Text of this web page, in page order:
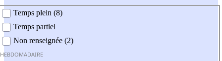
Temps plein (8)
Temps partiel
Non renseignée (2)